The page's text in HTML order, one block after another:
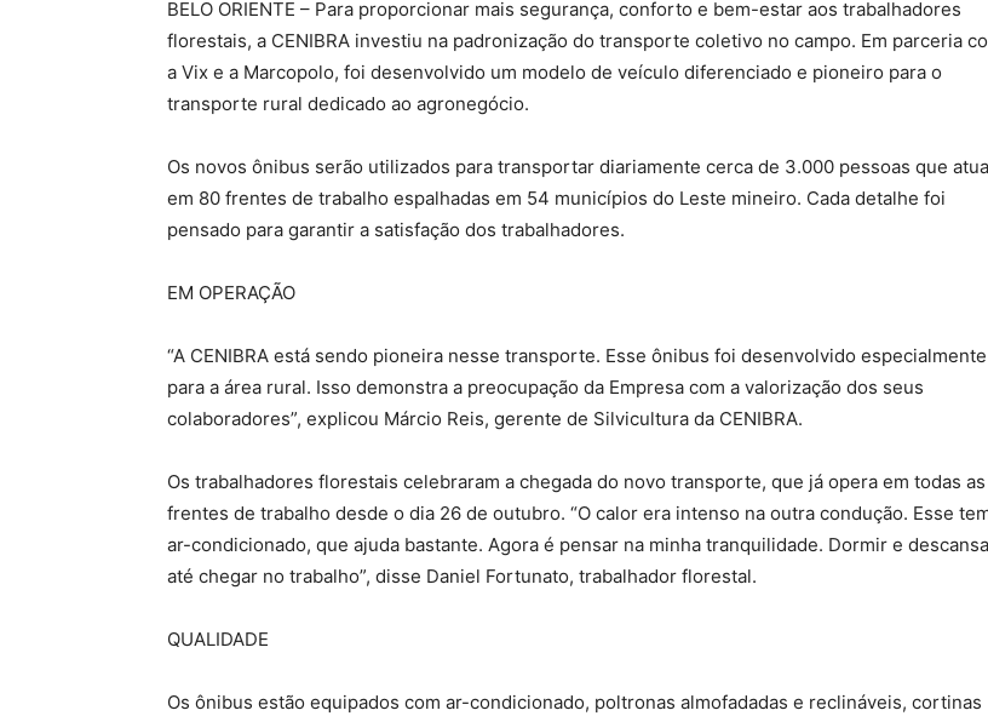
BELO ORIENTE – Para proporcionar mais segurança, conforto e bem-estar aos trabalhadores
florestais, a CENIBRA investiu na padronização do transporte coletivo no campo. Em parceria
a Vix e a Marcopolo, foi desenvolvido um modelo de veículo diferenciado e pioneiro para o
transporte rural dedicado ao agronegócio.
Os novos ônibus serão utilizados para transportar diariamente cerca de 3.000 pessoas que
em 80 frentes de trabalho espalhadas em 54 municípios do Leste mineiro. Cada detalhe foi
pensado para garantir a satisfação dos trabalhadores.
EM OPERAÇÃO
“A CENIBRA está sendo pioneira nesse transporte. Esse ônibus foi desenvolvido especialmente
para a área rural. Isso demonstra a preocupação da Empresa com a valorização dos seus
colaboradores”, explicou Márcio Reis, gerente de Silvicultura da CENIBRA.
Os trabalhadores florestais celebraram a chegada do novo transporte, que já opera em todas as
frentes de trabalho desde o dia 26 de outubro. “O calor era intenso na outra condução. Esse
ar-condicionado, que ajuda bastante. Agora é pensar na minha tranquilidade. Dormir e
até chegar no trabalho”, disse Daniel Fortunato, trabalhador florestal.
QUALIDADE
Os ônibus estão equipados com ar-condicionado, poltronas almofadadas e reclináveis, cortinas